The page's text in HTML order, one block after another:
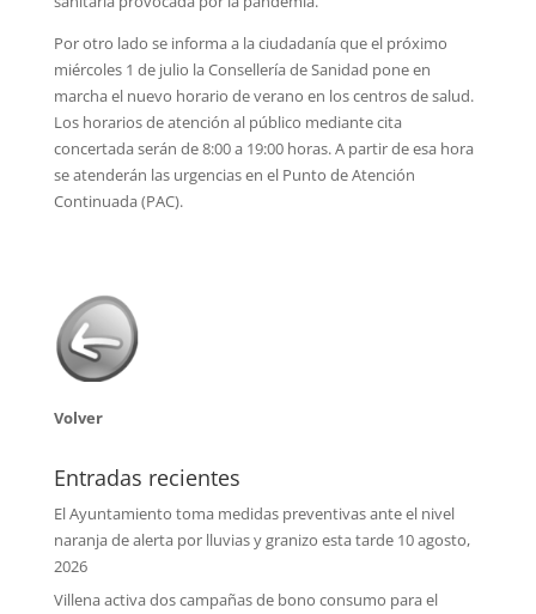
Por otro lado se informa a la ciudadanía que el próximo
miércoles 1 de julio la Consellería de Sanidad pone en
marcha el nuevo horario de verano en los centros de salud.
Los horarios de atención al público mediante cita
concertada serán de 8:00 a 19:00 horas. A partir de esa hora
se atenderán las urgencias en el Punto de Atención
Continuada (PAC).
Volver
Entradas recientes
El Ayuntamiento toma medidas preventivas ante el nivel
naranja de alerta por lluvias y granizo esta tarde 10 agosto,
2026
Villena activa dos campañas de bono consumo para el